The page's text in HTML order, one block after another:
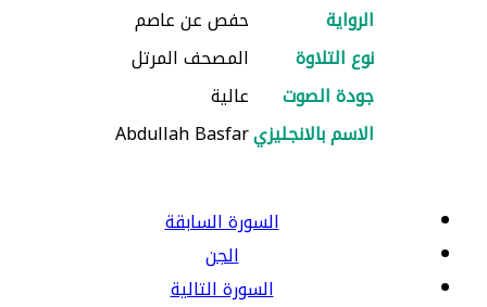
الرواية
حفص عن عاصم
نوع التلاوة
المصحف المرتل
جودة الصوت
عالية
الاسم بالانجليزيAbdullah Basfar
السورة السابقة
الجن
السورة التالية